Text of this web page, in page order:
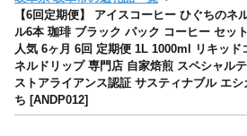
【6回定期便】 アイスコーヒー ひぐちのネ
ル6本 珈琲 ブラック パック コーヒー セッ
人気 6ヶ月 6回 定期便 1L 1000ml リキッド
ネルドリップ 専門店 自家焙煎 スペシャル
ストアライアンス認証 サスティナブル エ
ち [ANDP012]